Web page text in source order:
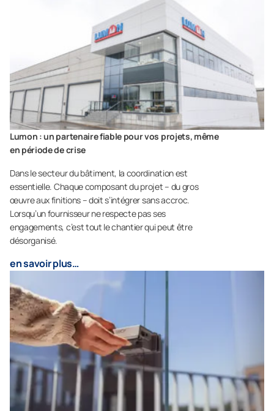
Lumon : un partenaire fiable pour vos projets, même
en période de crise
Dans le secteur du bâtiment, la coordination est
essentielle. Chaque composant du projet – du gros
œuvre aux finitions – doit s’intégrer sans accroc.
Lorsqu’un fournisseur ne respecte pas ses
engagements, c’est tout le chantier qui peut être
désorganisé.
en savoir plus…